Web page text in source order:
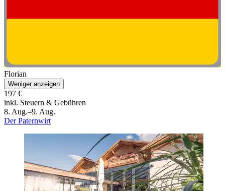
Florian
Weniger anzeigen
197 €
inkl. Steuern & Gebühren
8. Aug.–9. Aug.
Der Paternwirt